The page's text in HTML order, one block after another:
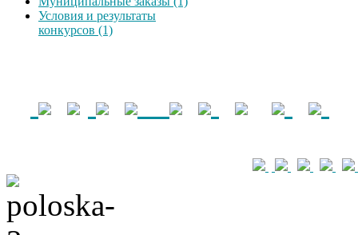
Условия и результаты
конкурсов (1)